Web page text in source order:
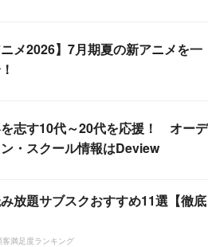
ニメ2026】7月期夏の新アニメを一
志す10代～20代を応援！ オーデ
・スクール情報はDeview
放題サブスクおすすめ11選【徹底
客満足度ランキング